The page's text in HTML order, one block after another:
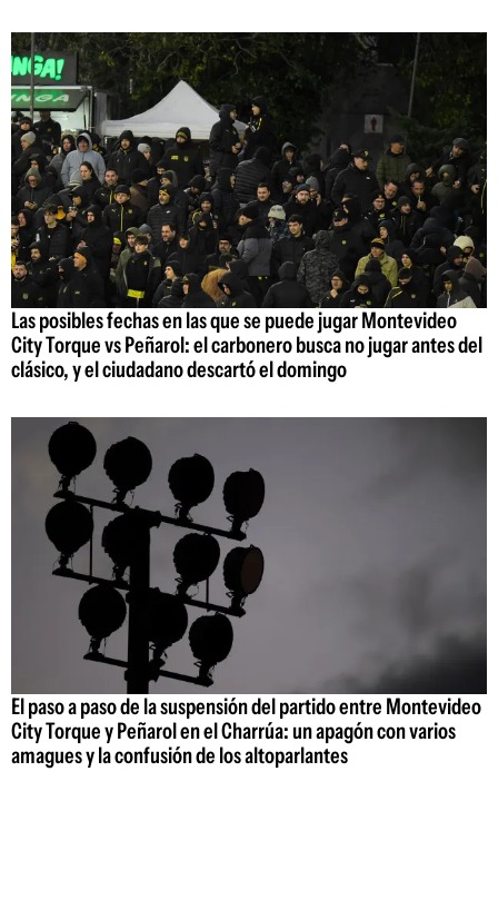
Las posibles fechas en las que se puede jugar Montevideo
City Torque vs Peñarol: el carbonero busca no jugar antes del
clásico, y el ciudadano descartó el domingo
El paso a paso de la suspensión del partido entre Montevideo
City Torque y Peñarol en el Charrúa: un apagón con varios
amagues y la confusión de los altoparlantes